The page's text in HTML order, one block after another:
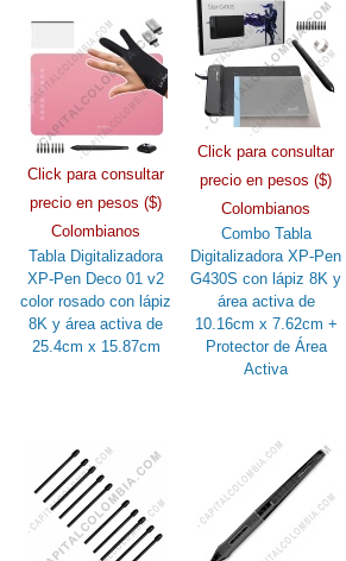
Click para consultar
precio en pesos ($)
Colombianos
Tabla Digitalizadora
XP-Pen Deco 01 v2
color rosado con lápiz
8K y área activa de
25.4cm x 15.87cm
Click para consultar
precio en pesos ($)
Colombianos
Combo Tabla
Digitalizadora XP-Pen
G430S con lápiz 8K y
área activa de
10.16cm x 7.62cm +
Protector de Área
Activa